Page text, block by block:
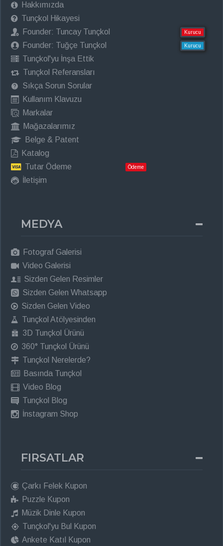
Hakkımızda
Tunçkol Hikayesi
Founder: Tuncay Tunçkol
Kurucu
Founder: Tuğçe Tunçkol Kurucu
Tunçkol'yu İnşa Ettik
Tunçkol Referansları
Sıkça Sorun Sorular
Kullanım Klavuzu
Markalar
Mağazalarımız
Belge & Patent
Katalog
Tutar Ödeme
Ödeme
İletişim
MEDYA
Fotograf Galerisi
Video Galerisi
Sizden Gelen Resimler
Sizden Gelen Whatsapp
Sizden Gelen Video
Tunçkol Atölyesinden
3D Tunçkol Ürünü
360° Tunçkol Ürünü
Tunçkol Nerelerde?
Basında Tunçkol
Video Blog
Tunçkol Blog
İnstagram Shop
FIRSATLAR
Çarkı Felek Kupon
Puzzle Kupon
Müzik Dinle Kupon
Tunçkol'yu Bul Kupon
Ankete Katıl Kupon